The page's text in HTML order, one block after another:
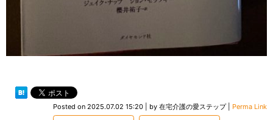
Posted on 2025.07.02 15:20 by 在宅介護の愛ステップ| Perma Link